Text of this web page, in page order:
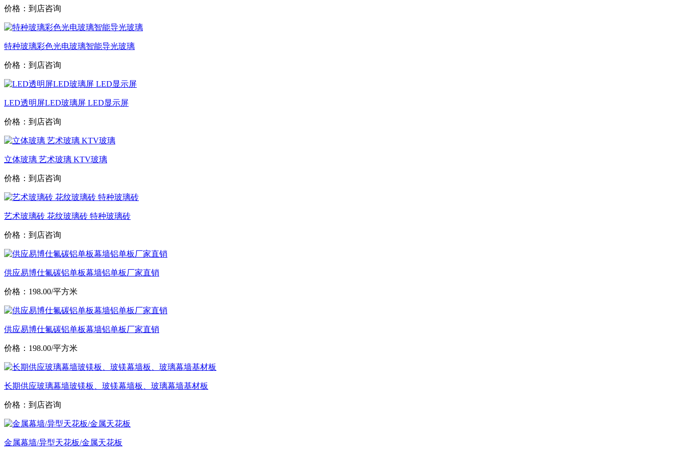
价格：到店咨询
特种玻璃彩色光电玻璃智能导光玻璃
价格：到店咨询
LED透明屏LED玻璃屏 LED显示屏
价格：到店咨询
立体玻璃 艺术玻璃 KTV玻璃
价格：到店咨询
艺术玻璃砖 花纹玻璃砖 特种玻璃砖
价格：到店咨询
供应易博仕氟碳铝单板幕墙铝单板厂家直销
价格：198.00/平方米
供应易博仕氟碳铝单板幕墙铝单板厂家直销
价格：198.00/平方米
长期供应玻璃幕墙玻镁板、玻镁幕墙板、玻璃幕墙基材板
价格：到店咨询
金属幕墙/异型天花板/金属天花板